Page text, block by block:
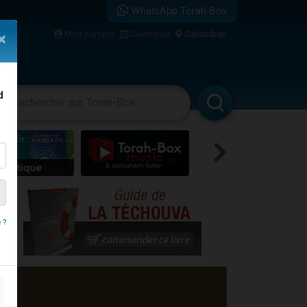
le temps
WhatsApp Torah-Box
Mon compte Calendrier Columbus
?